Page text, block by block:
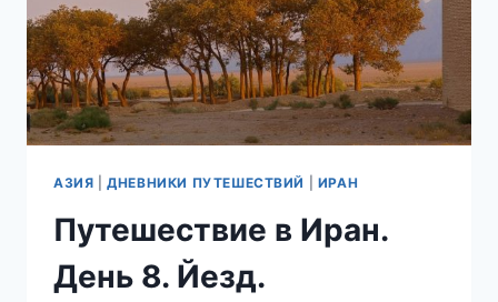
АЗИЯ |ДНЕВНИКИ ПУТЕШЕСТВИЙ ИРАН
Путешествие в Иран.
День 8. Йезд.